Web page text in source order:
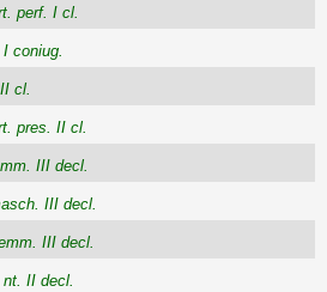
perf. I cl.
coniug.
cl.
pres. II cl.
III decl.
III decl.
III decl.
II decl.